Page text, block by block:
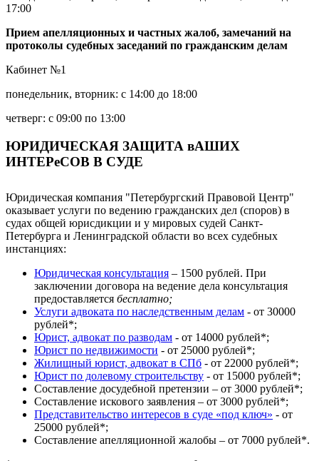
17:00
Прием апелляционных и частных жалоб, замечаний на
протоколы судебных заседаний по гражданским делам
Кабинет №1
понедельник, вторник: с 14:00 до 18:00
четверг: с 09:00 по 13:00
ЮРИДИЧЕСКАЯ ЗАЩИТА вАШИХ
ИНТЕРеСОВ В СУДЕ
Юридическая компания "Петербургский Правовой Центр"
оказывает услуги по ведению гражданских дел (споров) в
судах общей юрисдикции и у мировых судей Санкт-
Петербурга и Ленинградской области во всех судебных
инстанциях:
Юридическая консультация – 1500 рублей. При
заключении договора на ведение дела консультация
предоставляется бесплатно;
Услуги адвоката по наследственным делам - от 30000
рублей*;
Юрист, адвокат по разводам - от 14000 рублей*;
Юрист по недвижимости - от 25000 рублей*;
Жилищный юрист, адвокат в СПб - от 22000 рублей*;
Юрист по долевому строительству - от 15000 рублей*;
Составление досудебной претензии – от 3000 рублей*;
Составление искового заявления – от 3000 рублей*;
Представительство интересов в суде «под ключ» - от
25000 рублей*;
Составление апелляционной жалобы – от 7000 рублей*.